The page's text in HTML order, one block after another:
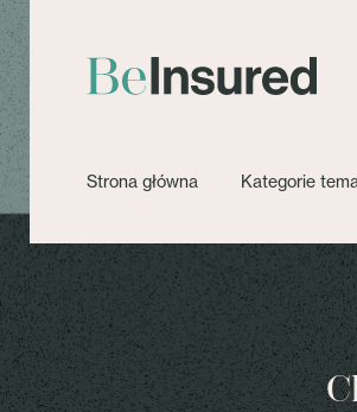
Strona główna Kategorie